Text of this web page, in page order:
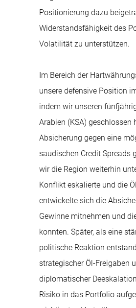
Positionierung dazu
Widerstandsfähigkeit des
Volatilität zu unterstützen.
Im Bereich der
unsere defensive Position
indem wir unseren
Arabien (KSA) geschlossen
Absicherung gegen eine
saudischen Credit Spreads
wir die Region weiterhin
Konflikt eskalierte und die
entwickelte sich die
Gewinne mitnehmen und
konnten. Später, als eine
politische Reaktion
strategischer Öl-Freigaben
diplomatischer
Risiko in das Portfolio